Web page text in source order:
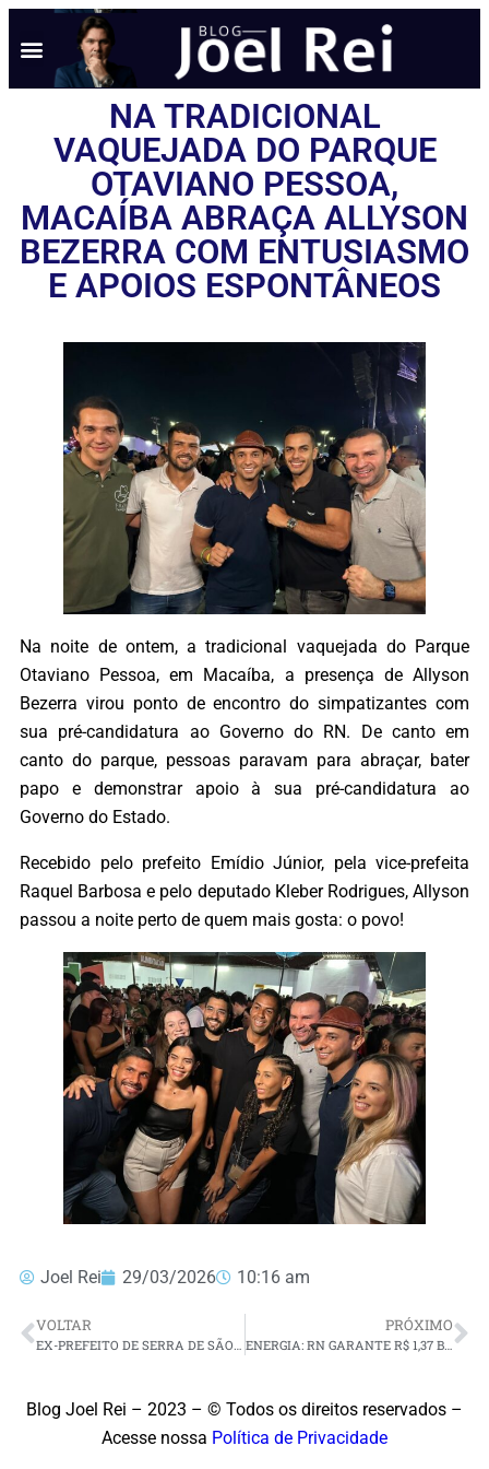
NA TRADICIONAL
VAQUEJADA DO PARQUE
OTAVIANO PESSOA,
MACAÍBA ABRAÇA ALLYSON
BEZERRA COM ENTUSIASMO
E APOIOS ESPONTÂNEOS
Na noite de ontem, a tradicional vaquejada do Parque
Otaviano Pessoa, em Macaíba, a presença de Allyson
Bezerra virou ponto de encontro do simpatizantes com
sua pré-candidatura ao Governo do RN. De canto em
canto do parque, pessoas paravam para abraçar, bater
papo e demonstrar apoio à sua pré-candidatura ao
Governo do Estado.
Recebido pelo prefeito Emídio Júnior, pela vice-prefeita
Raquel Barbosa e pelo deputado Kleber Rodrigues, Allyson
passou a noite perto de quem mais gosta: o povo!
Joel Rei 29/03/2026 10:16 am
VOLTAR
EX-PREFEITO DE SERRA DE SÃO BENTO É PRESO APÓS AGREDIR ESPOSA
PRÓXIMO
ENERGIA: RN GARANTE R$ 1,37 BILHÃO PARA OBRAS DE TRANSMISSÃO ATÉ 2030
Blog Joel Rei – 2023 – © Todos os direitos reservados –
Acesse nossa Política de Privacidade